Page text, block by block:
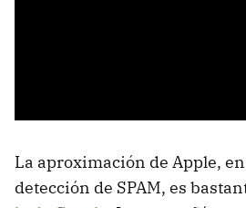
La aproximación de Apple,
detección de SPAM, es